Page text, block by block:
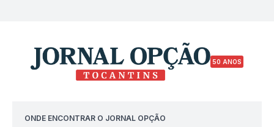
50 ANOS
ONDE ENCONTRAR O JORNAL OPÇÃO